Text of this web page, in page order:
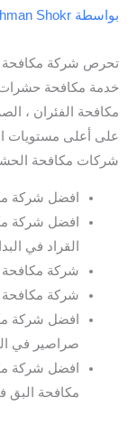
بواسطة Shokr
تحرص شركة مكافحة
خدمة مكافحة حشرات
مكافحة الفئران ،
على أعلى مستويات
شركات مكافحة
افضل شركة
افضل شركة
القراد في
شركة مكافحة
شركة مكافحة
افضل شركة
صراصير في
افضل شركة
مكافحة البق